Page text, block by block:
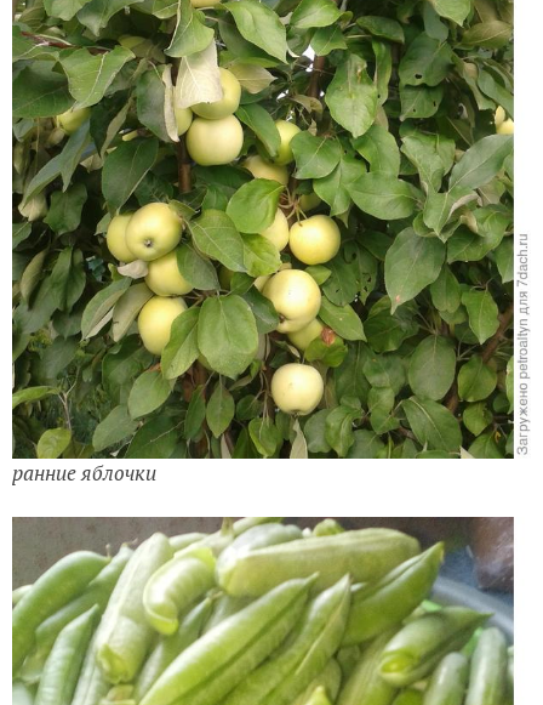
ранние яблочки